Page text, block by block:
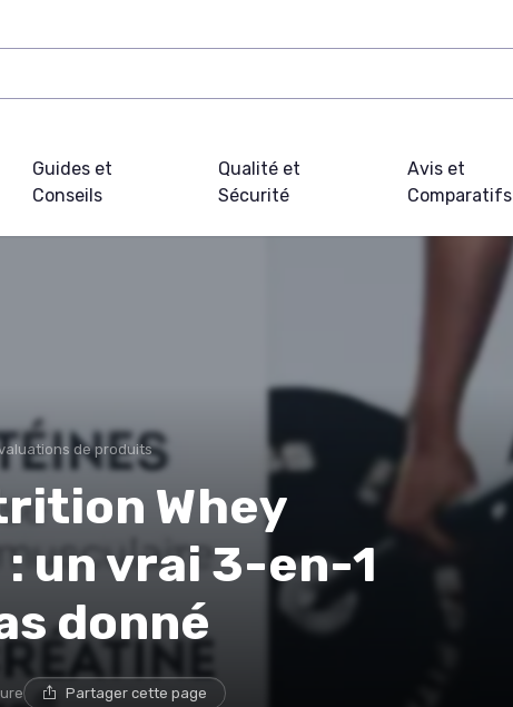
Guides et
Conseils
Qualité et
Sécurité
Avis et
Comparatifs
de produits
Whey
un vrai 3-en-1
donné
Partager cette page